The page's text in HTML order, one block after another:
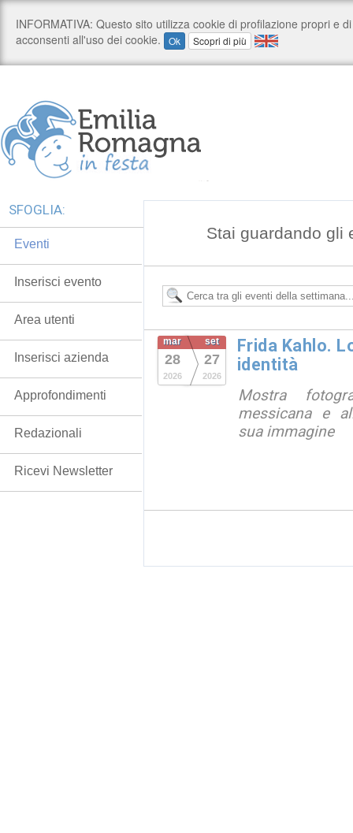
Stai guardando gli
mar
28
2026
set
27
2026
Frida Kahlo.
identità
Mostra
messicana e
sua immagine
SFOGLIA:
Eventi
Inserisci evento
Area utenti
Inserisci azienda
Approfondimenti
Redazionali
Ricevi Newsletter